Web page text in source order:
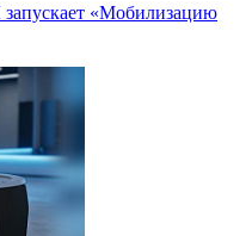
«Мобилизацию